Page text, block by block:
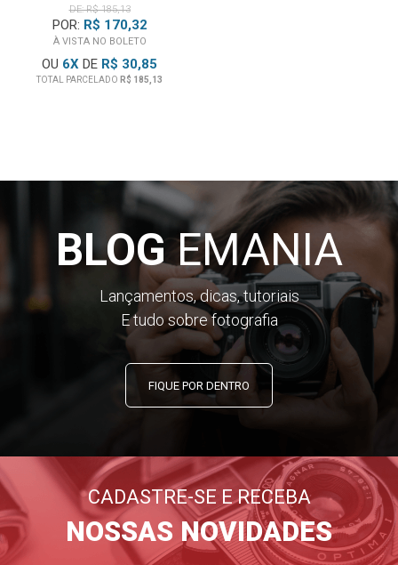
DE: R$ 185,13
POR: R$ 170,32
À VISTA NO BOLETO
OU 6X DE R$ 30,85
TOTAL PARCELADO R$ 185,13
BLOGEMANIA
Lançamentos, dicas, tutoriais
E tudo sobre fotografia
FIQUE POR DENTRO
CADASTRE-SE E RECEBA
NOSSAS NOVIDADES